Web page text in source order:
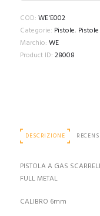
COD: WE'E002
Categorie: Pistole,
Marchio: WE
Product ID: 28008
DESCRIZIONE
PISTOLA A GAS
FULL METAL
CALIBRO 6mm